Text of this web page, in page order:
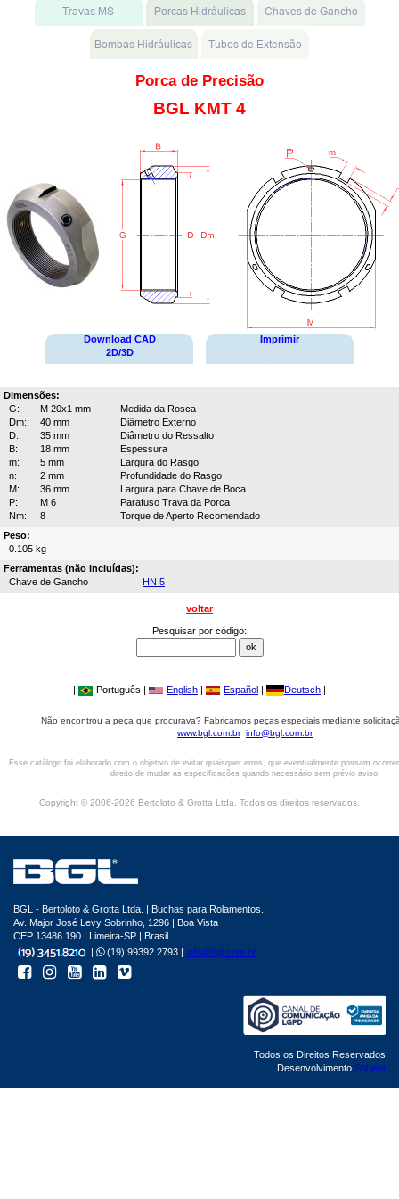
Porca de Precisão
BGL KMT 4
Download CAD
2D/3D
Imprimir
Dimensões:
G:
M 20x1 mm
Medida da Rosca
Dm:
40 mm
Diâmetro Externo
D:
35 mm
Diâmetro do Ressalto
B:
18 mm
Espessura
m:
5 mm
Largura do Rasgo
n:
2 mm
Profundidade do Rasgo
M:
36 mm
Largura para Chave de Boca
P:
M 6
Parafuso Trava da Porca
Nm:
8
Torque de Aperto Recomendado
Peso:
0.105 kg
Ferramentas (não incluídas):
Chave de Gancho
HN 5
voltar
Pesquisar por código:
| Português | English | Español | Deutsch |
Não encontrou a peça que procurava? Fabricamos peças especiais mediante
www.bgl.com.br info@bgl.com.br
Esse catálogo foi elaborado com o objetivo de evitar quaisquer erros, que eventualmente possam
direito de mudar as especificações quando necessário sem prévio aviso.
Copyright © 2006-2026 Bertoloto & Grotta Ltda. Todos os direitos reservados.
BGL - Bertoloto & Grotta Ltda. | Buchas para Rolamentos.
Av. Major José Levy Sobrinho, 1296 | Boa Vista
CEP 13486.190 | Limeira-SP | Brasil
|
(19) 99392.2793 | info@bgl.com.br
Todos os Direitos Reservados
Desenvolvimento Sphera